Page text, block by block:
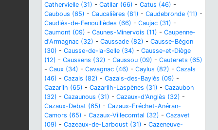
Cathervielle (31) - Catllar (66) - Catus (46) -
Caubous (65) - Caucalières (81) - Caudebronde (11) -
Caudiès-de-Fenouillèdes (66) - Caujac (31) -
Caumont (09) - Caunes-Minervois (11) - Caupenne-
d'Armagnac (32) - Caussade (82) - Causse-Bégon
(30) - Causse-de-la-Selle (34) - Causse-et-Diège
(12) - Caussens (32) - Caussou (09) - Cauterets (65)
- Caux (34) - Cavagnac (46) - Caylus (82) - Cazals
(46) - Cazals (82) - Cazals-des-Baylès (09) -
Cazarilh (65) - Cazarilh-Laspènes (31) - Cazaubon
(32) - Cazaunous (31) - Cazaux-d'Anglès (32) -
Cazaux-Debat (65) - Cazaux-Fréchet-Anéran-
Camors (65) - Cazaux-Villecomtal (32) - Cazavet
(09) - Cazeaux-de-Larboust (31) - Cazeneuve-